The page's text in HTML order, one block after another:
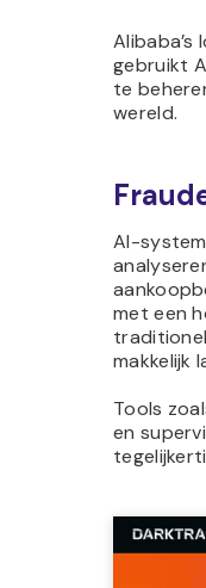
gebruikt
te
wereld.
AI-
met een
makkelijk
Tools
en